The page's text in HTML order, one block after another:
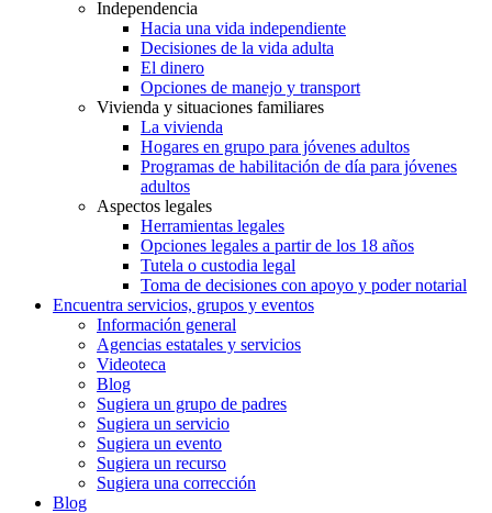
Independencia
Hacia una vida independiente
Decisiones de la vida adulta
El dinero
Opciones de manejo y transport
Vivienda y situaciones familiares
La vivienda
Hogares en grupo para jóvenes adultos
Programas de habilitación de día para jóvenes
adultos
Aspectos legales
Herramientas legales
Opciones legales a partir de los 18 años
Tutela o custodia legal
Toma de decisiones con apoyo y poder notarial
Encuentra servicios, grupos y eventos
Información general
Agencias estatales y servicios
Videoteca
Blog
Sugiera un grupo de padres
Sugiera un servicio
Sugiera un evento
Sugiera un recurso
Sugiera una corrección
Blog